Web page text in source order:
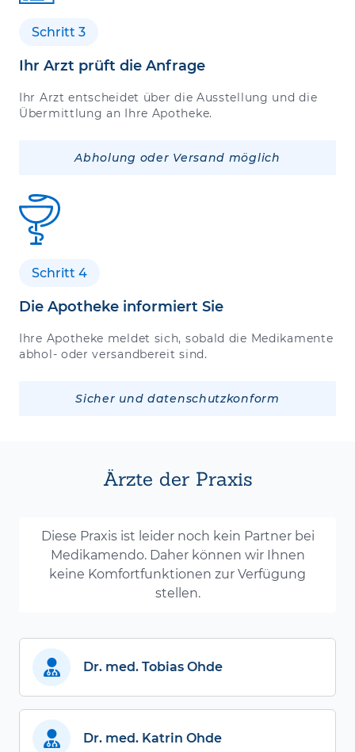
Schritt 3
Ihr Arzt prüft die Anfrage
Ihr Arzt entscheidet über die Ausstellung und die
Übermittlung an Ihre Apotheke.
Abholung oder Versand möglich
Schritt 4
Die Apotheke informiert Sie
Ihre Apotheke meldet sich, sobald die Medikamente
abhol- oder versandbereit sind.
Sicher und datenschutzkonform
Ärzte der Praxis
Diese Praxis ist leider noch kein Partner bei
Medikamendo. Daher können wir Ihnen
keine Komfortfunktionen zur Verfügung
stellen.
Dr. med. Tobias Ohde
Dr. med. Katrin Ohde